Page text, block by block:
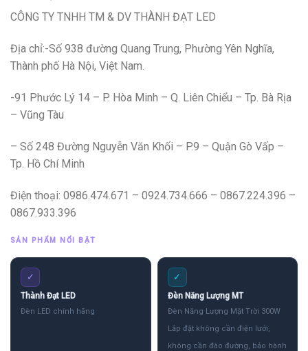
CÔNG TY TNHH TM & DV THÀNH ĐẠT LED
Địa chỉ:-Số 938 đường Quang Trung, Phường Yên Nghĩa,
Thành phố Hà Nội, Việt Nam.
-91 Phước Lý 14 – P. Hòa Minh – Q. Liên Chiểu – Tp. Bà Rịa
– Vũng Tàu
– Số 248 Đường Nguyễn Văn Khối – P.9 – Quận Gò Vấp –
Tp. Hồ Chí Minh
Điện thoại: 0986.474.671 – 0924.734.666 – 0867.224.396 –
0867.933.396
SẢN PHẨM NỔI BẬT
✓
Thành Đạt LED
Đèn LED chính hãng
✓
Đèn Năng Lượng MT
Đèn Năng Lượng Mặt Trời 300W
Lắp đặt không cần điện lưới,
không cần đào đường, bảo hành